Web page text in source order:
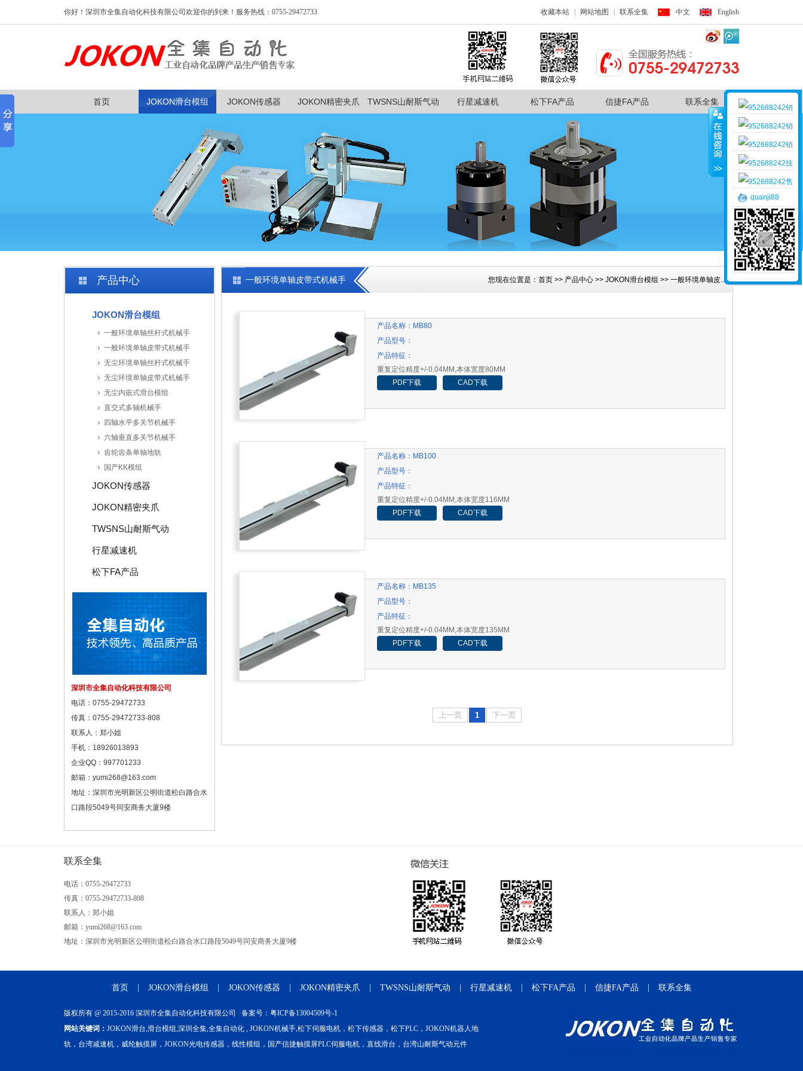
你好！深圳市全集自动化科技有限公司欢迎你的到来！服务热线：0755-29472733 收藏本站 网站地图 联系全集 中文 English
首页 JOKON滑台模组 JOKON传感器 JOKON精密夹爪 TWSNS山耐斯气动 行星减速机 松下FA产品 信捷FA产品 联系全集
产品中心
JOKON滑台模组
一般环境单轴丝杆式机械手
一般环境单轴皮带式机械手
无尘环境单轴丝杆式机械手
无尘环境单轴皮带式机械手
无尘内嵌式滑台模组
直交式多轴机械手
四轴水平多关节机械手
六轴垂直多关节机械手
齿轮齿条单轴地轨
国产KK模组
JOKON传感器
JOKON精密夹爪
TWSNS山耐斯气动
行星减速机
松下FA产品
深圳市全集自动化科技有限公司
电话：0755-29472733
传真：0755-29472733-808
联系人：郑小姐
手机：18926013893
企业QQ：997701233
邮箱： yumi268@163.com
地址：深圳市光明新区公明街道松白路合水
口路段5049号同安商务大厦9楼
一般环境单轴皮带式机械手 您现在位置是： 首页 >> 产品中心 >> JOKON滑台模组 >> 一般环境单轴皮...
产品名称： MB80
产品型号：
产品特征：
重复定位精度+/-0.04MM,本体宽度80MM
PDF下载
CAD下载
产品名称： MB100
产品型号：
产品特征：
重复定位精度+/-0.04MM,本体宽度116MM
PDF下载
CAD下载
产品名称： MB135
产品型号：
产品特征：
重复定位精度+/-0.04MM,本体宽度135MM
PDF下载
CAD下载
上一页 1 下一页
联系全集
电话：0755-29472733
传真：0755-29472733-808
联系人：郑小姐
邮箱：yumi268@163.com
地址：深圳市光明新区公明街道松白路合水口路段5049号同安商务大厦9楼
首页 JOKON滑台模组 JOKON传感器 JOKON精密夹爪 TWSNS山耐斯气动 行星减速机 松下FA产品 信捷FA产品 联系全集
版权所有 @ 2015-2016 深圳市全集自动化科技有限公司 备案号： 粤ICP备13004509号-1
网站关键词： JOKON滑台,滑台模组,深圳全集,全集自动化 , JOKON机械手,松下伺服电机，松下传感器，松下PLC，JOKON机器人地
轨，台湾减速机，威纶触摸屏，JOKON光电传感器，线性模组，国产信捷触摸屏PLC伺服电机，直线滑台，台湾山耐斯气动元件
销
售客服一 销
售客服二 销
售客服三 技
术支持 售
后服务quanji88